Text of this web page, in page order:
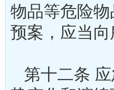
物品等危险
预案，应当
第十二条